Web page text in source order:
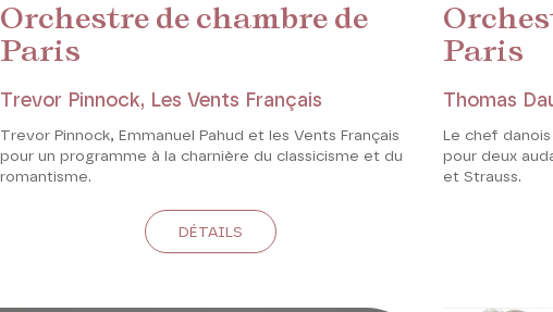
Orchestre de chambre de
Paris
Trevor Pinnock, Les Vents Français
Trevor Pinnock, Emmanuel Pahud et les Vents Français
pour un programme à la charnière du classicisme et du
romantisme.
DÉTAILS
Paris
Thomas
Le chef
pour deux
et Strauss.